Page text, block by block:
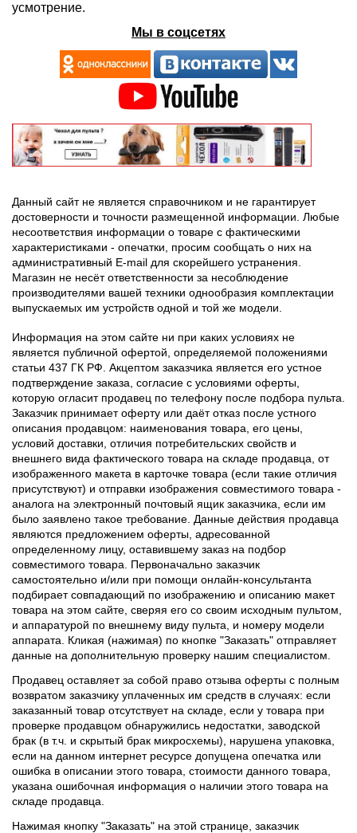
усмотрение.
Мы в соцсетях
Данный сайт не является справочником и не гарантирует
достоверности и точности размещенной информации. Любые
несоответствия информации о товаре с фактическими
характеристиками - опечатки, просим сообщать о них на
административный E-mail для скорейшего устранения.
Магазин не несёт ответственности за несоблюдение
производителями вашей техники однообразия комплектации
выпускаемых им устройств одной и той же модели.
Информация на этом сайте ни при каких условиях не
является публичной офертой, определяемой положениями
статьи 437 ГК РФ. Акцептом заказчика является его устное
подтверждение заказа, согласие с условиями оферты,
которую огласит продавец по телефону после подбора пульта.
Заказчик принимает оферту или даёт отказ после устного
описания продавцом: наименования товара, его цены,
условий доставки, отличия потребительских свойств и
внешнего вида фактического товара на складе продавца, от
изображенного макета в карточке товара (если такие отличия
присутствуют) и отправки изображения совместимого товара -
аналога на электронный почтовый ящик заказчика, если им
было заявлено такое требование. Данные действия продавца
являются предложением оферты, адресованной
определенному лицу, оставившему заказ на подбор
совместимого товара. Первоначально заказчик
самостоятельно и/или при помощи онлайн-консультанта
подбирает совпадающий по изображению и описанию макет
товара на этом сайте, сверяя его со своим исходным пультом,
и аппаратурой по внешнему виду пульта, и номеру модели
аппарата. Кликая (нажимая) по кнопке "Заказать" отправляет
данные на дополнительную проверку нашим специалистом.
Продавец оставляет за собой право отзыва оферты с полным
возвратом заказчику уплаченных им средств в случаях: если
заказанный товар отсутствует на складе, если у товара при
проверке продавцом обнаружились недостатки, заводской
брак (в т.ч. и скрытый брак микросхемы), нарушена упаковка,
если на данном интернет ресурсе допущена опечатка или
ошибка в описании этого товара, стоимости данного товара,
указана ошибочная информация о наличии этого товара на
складе продавца.
Нажимая кнопку "Заказать" на этой странице, заказчик